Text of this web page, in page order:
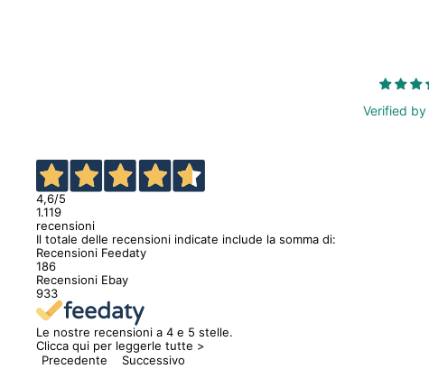
Verified by
4,6/5
1.119
recensioni
Il totale delle recensioni indicate include la somma di:
Recensioni Feedaty
186
Recensioni Ebay
933
Le nostre recensioni a 4 e 5 stelle.
Clicca qui per leggerle tutte >
Precedente
Successivo